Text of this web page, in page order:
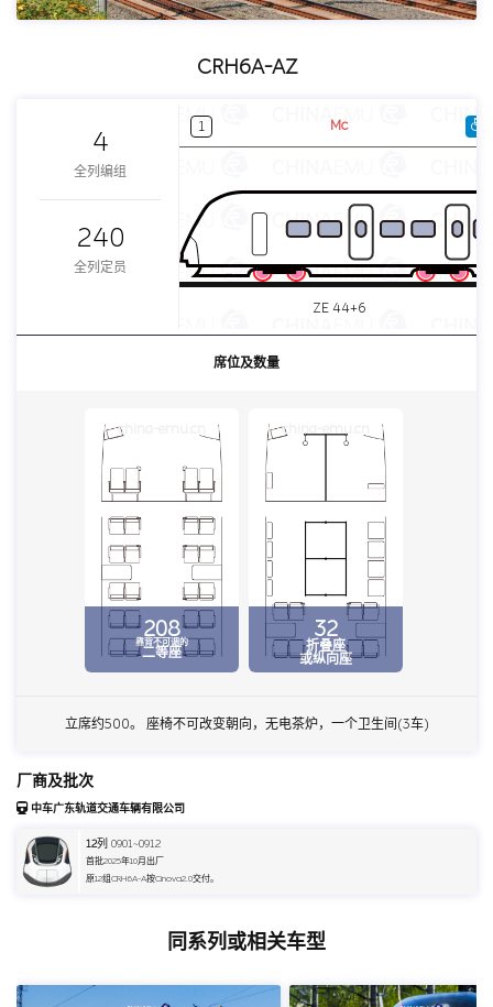
CRH6A-AZ
4
全列编组
240
全列定员
1 Mc
ZE 44+6
席位及数量
208
靠背不可调的
二等座
china-emu.cn
32
折叠座
或纵向座
china-emu.cn
立席约500。 座椅不可改变朝向，无电茶炉，一个卫生间(3车)
厂商及批次
中车广东轨道交通车辆有限公司
12列 0901~0912
首批2025年10月出厂
原12组CRH6A-A按Cinova2.0交付。
同系列或相关车型